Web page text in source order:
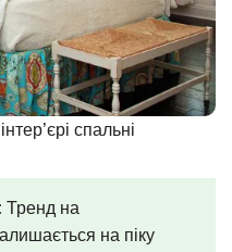
спальні
Тренд на
на піку